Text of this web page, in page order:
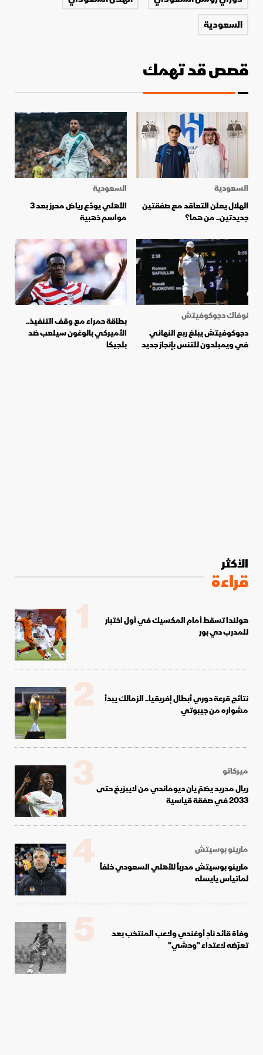
السعودية
قصص قد تهمك
السعودية
الهلال يعلن التعاقد مع صفقتين
جديدتين.. من هما؟
السعودية
الأهلي يودّع رياض محرز بعد 3
مواسم ذهبية
نوفاك دجوكوفيتش
دجوكوفيتش يبلغ ربع النهائي
في ويمبلدون للتنس بإنجاز جديد
بطاقة حمراء مع وقف التنفيذ..
الأميركي بالوغون سيلعب ضد
بلجيكا
الأكثر
قراءة
هولندا تسقط أمام المكسيك في أول اختبار
للمدرب دي بور
1
نتائج قرعة دوري أبطال إفريقيا.. الزمالك يبدأ
مشواره من جيبوتي
2
ميركاتو
ريال مدريد يضمّ يان ديوماندي من لايبزيغ حتى
2033 في صفقة قياسية
3
مارينو بوسيتش
مارينو بوسيتش مدرباً للأهلي السعودي خلفاً
لماتياس يايسله
4
وفاة قائد نادٍ أوغندي ولاعب المنتخب بعد
تعرّضه لاعتداء "وحشي"
5